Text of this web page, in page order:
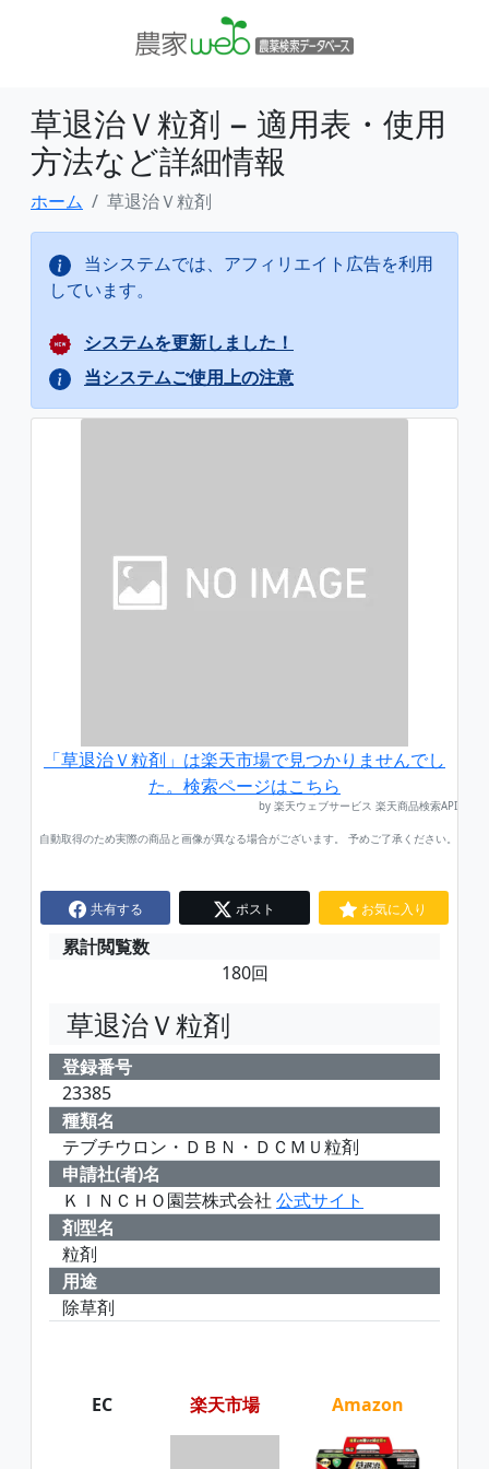
草退治Ｖ粒剤 − 適用表・使用
方法など詳細情報
ホーム 草退治Ｖ粒剤
当システムでは、アフィリエイト広告を利用
しています。
システムを更新しました！
当システムご使用上の注意
「草退治Ｖ粒剤」は楽天市場で見つかりませんでし
た。検索ページはこちら
by 楽天ウェブサービス 楽天商品検索API
自動取得のため実際の商品と画像が異なる場合がございます。 予めご了承ください。
共有する ポスト お気に入り
累計閲覧数
180回
草退治Ｖ粒剤
登録番号
23385
種類名
テブチウロン・ＤＢＮ・ＤＣＭＵ粒剤
申請社(者)名
ＫＩＮＣＨＯ園芸株式会社 公式サイト
剤型名
粒剤
用途
除草剤
EC 楽天市場 Amazon